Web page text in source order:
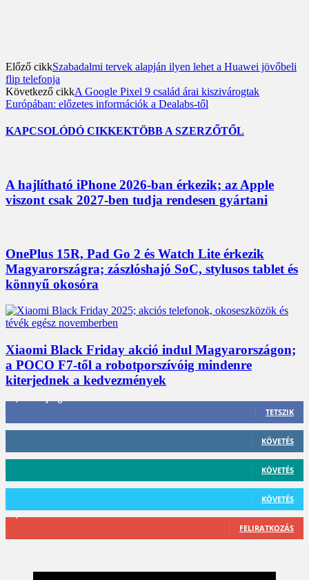
Előző cikkSzabadalmi tervek alapján ilyen lehet a Huawei jövőbeli
flip telefonja
Következő cikkA Google Pixel 9 család árai kiszivárogtak
Európában: előzetes információk a Dealabs-től
KAPCSOLÓDÓ CIKKEKTÖBB A SZERZŐTŐL
A hajlítható iPhone 2026-ban érkezik; az Apple
viszont csak 2027-ben tudja rendesen gyártani
OnePlus 15R, Pad Go 2 és Watch Lite érkezik
Magyarországra; zászlóshajó SoC, stylusos tablet és
könnyű okosóra
Xiaomi Black Friday akció indul Magyarországon;
a POCO F7-től a robotporszívóig mindenre
kiterjednek a kedvezmények
TETSZIK
412 Követő
KÖVETÉS
59 Követő
KÖVETÉS
101 Követő
KÖVETÉS
2,589 Feliratkozó
FELIRATKOZÁS